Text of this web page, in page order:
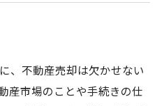
、不動産売却は欠かせない
産市場のことや手続きの仕